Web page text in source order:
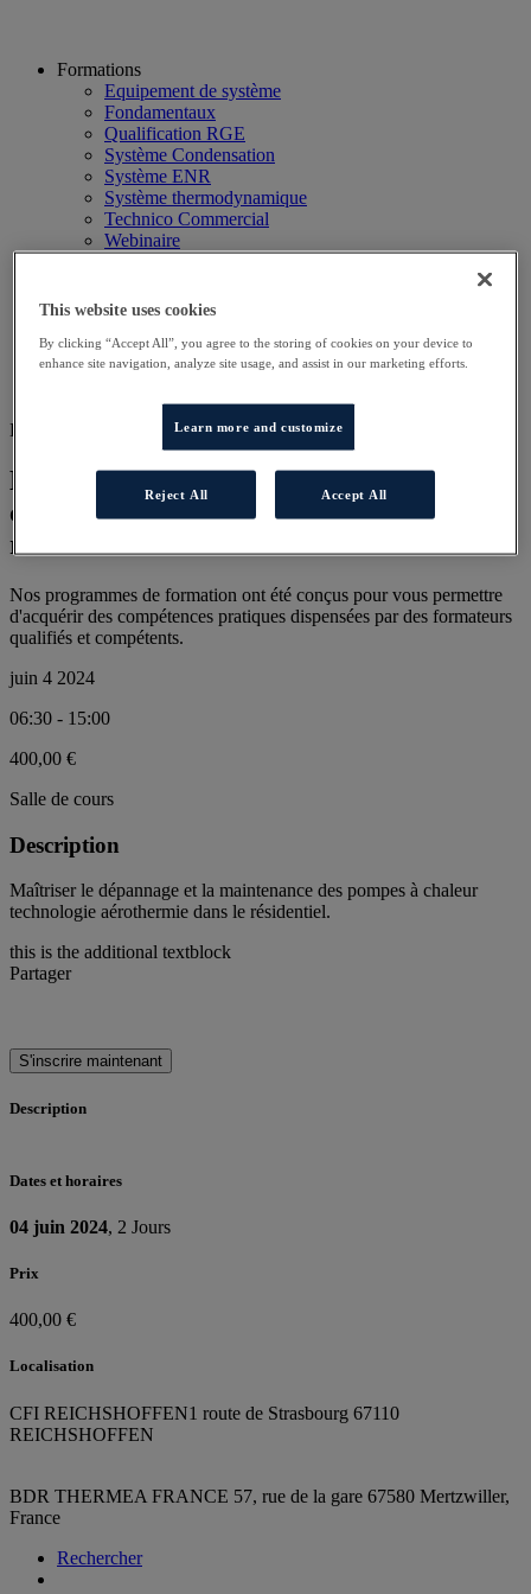
Formations
Equipement de système
Fondamentaux
Qualification RGE
Système Condensation
Système ENR
Système thermodynamique
Technico Commercial
Webinaire
Planning
Autres sites
Particulier
DD PAC AERO SAV
Dépannage et maintenance des pompes à
chaleur technologie aérothermie dans le
résidentiel
Nos programmes de formation ont été conçus pour vous permettre
d'acquérir des compétences pratiques dispensées par des formateurs
qualifiés et compétents.
juin 4 2024
06:30 - 15:00
400,00 €
Salle de cours
Description
Maîtriser le dépannage et la maintenance des pompes à chaleur
technologie aérothermie dans le résidentiel.
this is the additional textblock
Partager
S'inscrire maintenant
Description
Dates et horaires
04 juin 2024, 2 Jours
Prix
400,00 €
Localisation
CFI REICHSHOFFEN1 route de Strasbourg 67110
REICHSHOFFEN
BDR THERMEA FRANCE 57, rue de la gare 67580 Mertzwiller,
France
Rechercher
This website uses cookies
By clicking “Accept All”, you agree to the storing of cookies on your device to
enhance site navigation, analyze site usage, and assist in our marketing efforts.
Learn more and customize
Reject All Accept All